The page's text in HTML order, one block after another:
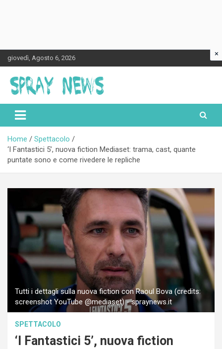
Skip
to
content
giovedì, Agosto 6, 2026
Spraynews.it
Home
Spettacolo
‘I Fantastici 5’, nuova fiction Mediaset: trama, cast, quante
puntate sono e come rivedere le repliche
Tutti i dettagli sulla nuova fiction con Raoul Bova (credits:
screenshot YouTube @mediaset) - spraynews.it
SPETTACOLO
‘I Fantastici 5’, nuova fiction
×